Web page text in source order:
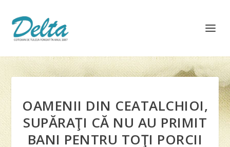
OAMENII DIN CEATALCHIOI,
SUPĂRAŢI CĂ NU AU PRIMIT
BANI PENTRU TOŢI PORCII